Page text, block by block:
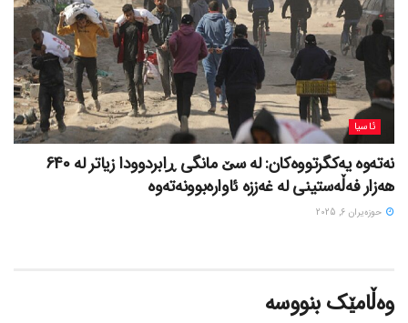
ئاسیا
نەتەوە یەکگرتووەکان: لە سێ مانگی ڕابردوودا زیاتر لە 640
هەزار فەڵەستینی لە غەززە ئاوارەبوونەتەوە
حوزه‌یران 6, 2025
وەڵامێک بنووسە